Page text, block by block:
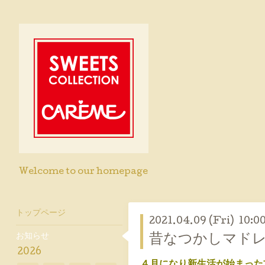
Welcome to our homepage
2021.04.09 (Fri) 10:00
昔なつかしマド
トップページ
お知らせ
2026